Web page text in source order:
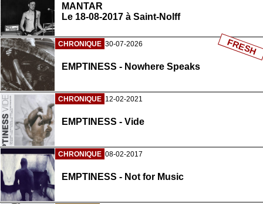
MANTAR
Le 18-08-2017 à Saint-Nolff
CHRONIQUE 30-07-2026
EMPTINESS - Nowhere Speaks
FRESH
CHRONIQUE 12-02-2021
EMPTINESS - Vide
CHRONIQUE 08-02-2017
EMPTINESS - Not for Music